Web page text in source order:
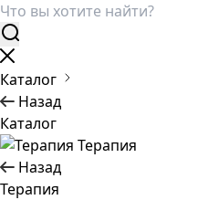
Каталог
Назад
Каталог
Терапия
Назад
Терапия